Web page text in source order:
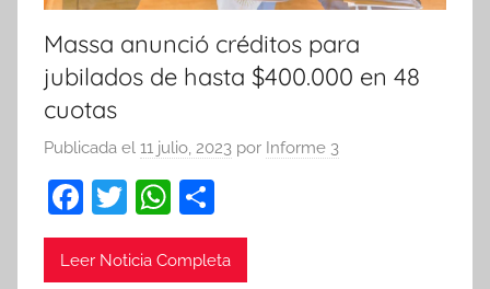
Massa anunció créditos para
jubilados de hasta $400.000 en 48
cuotas
Publicada el 11 julio, 2023 por Informe 3
F
a
c
T
w
itt
W
h
at
o
m
Leer Noticia Completa